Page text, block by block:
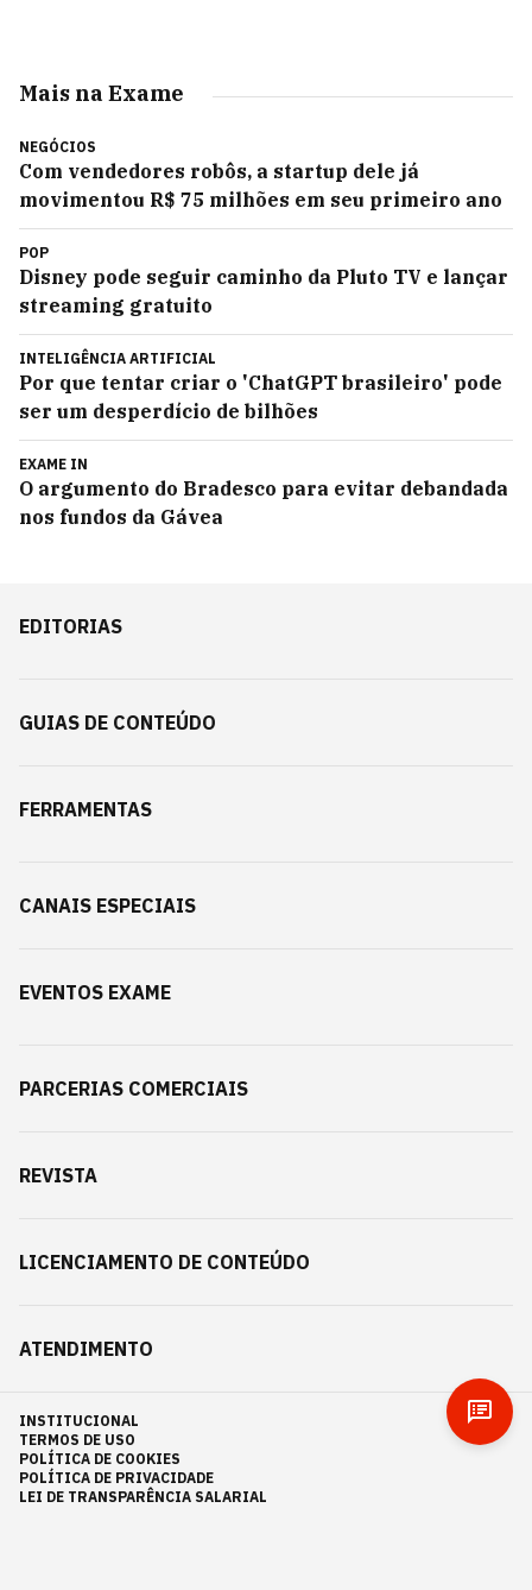
Mais na Exame
NEGÓCIOS
Com vendedores robôs, a startup dele já
movimentou R$ 75 milhões em seu primeiro ano
POP
Disney pode seguir caminho da Pluto TV e lançar
streaming gratuito
INTELIGÊNCIA ARTIFICIAL
Por que tentar criar o 'ChatGPT brasileiro' pode
ser um desperdício de bilhões
EXAME IN
O argumento do Bradesco para evitar debandada
nos fundos da Gávea
EDITORIAS
GUIAS DE CONTEÚDO
FERRAMENTAS
CANAIS ESPECIAIS
EVENTOS EXAME
PARCERIAS COMERCIAIS
REVISTA
LICENCIAMENTO DE CONTEÚDO
ATENDIMENTO
INSTITUCIONAL
TERMOS DE USO
POLÍTICA DE COOKIES
POLÍTICA DE PRIVACIDADE
LEI DE TRANSPARÊNCIA SALARIAL